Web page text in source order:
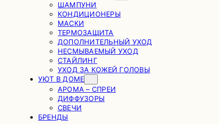
ШАМПУНИ
КОНДИЦИОНЕРЫ
МАСКИ
ТЕРМОЗАЩИТА
ДОПОЛНИТЕЛЬНЫЙ УХОД
НЕСМЫВАЕМЫЙ УХОД
СТАЙЛИНГ
УХОД ЗА КОЖЕЙ ГОЛОВЫ
УЮТ В ДОМЕ
АРОМА – СПРЕИ
ДИФФУЗОРЫ
СВЕЧИ
БРЕНДЫ